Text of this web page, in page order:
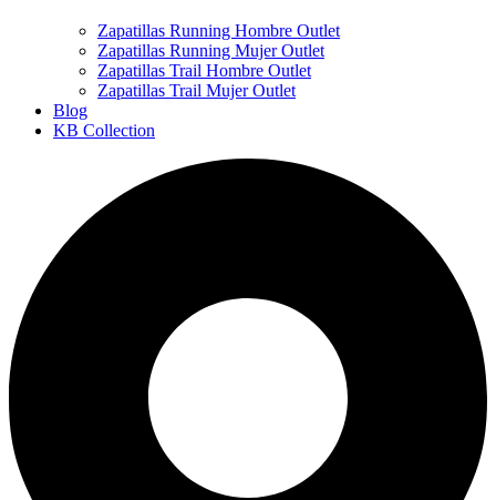
Zapatillas Running Hombre Outlet
Zapatillas Running Mujer Outlet
Zapatillas Trail Hombre Outlet
Zapatillas Trail Mujer Outlet
Blog
KB Collection